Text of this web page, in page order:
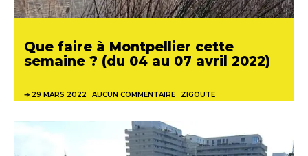
Que faire à Montpellier cette
semaine ? (du 04 au 07 avril 2022)
29 MARS 2022 AUCUN COMMENTAIRE ZIGOUTE